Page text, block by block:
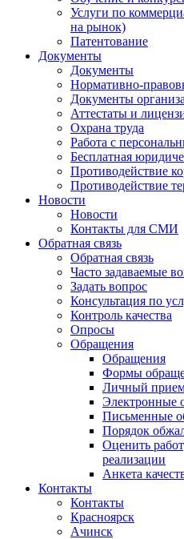
Услуги по
на рынок)
Патентование
Документы
Документы
Нормативно-
Документы
Аттестаты и
Охрана труда
Работа с
Бесплатная
Противодействие
Противодействие
Новости
Новости
Контакты для СМИ
Обратная связь
Обратная связь
Часто задаваемые
Задать вопрос
Консультация по
Контроль качества
Опросы
Обращения
Обращения
Формы
Личный
Электронные
Письменные
Порядок
Оценить
реализации
Анкета
Контакты
Контакты
Красноярск
Ачинск